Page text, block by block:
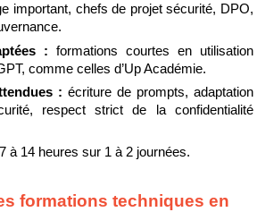
important, chefs de projet sécurité, DPO,
: formations courtes en utilisation
comme celles d’Up Académie.
: écriture de prompts, adaptation
respect strict de la confidentialité
7 à 14 heures sur 1 à 2 journées.
formations techniques en